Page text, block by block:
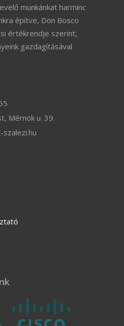
munkánkat harminc
építve, Don Bosco
értékrendje szerint,
gazdagításával
Mérnök u. 39.
szalezi.hu